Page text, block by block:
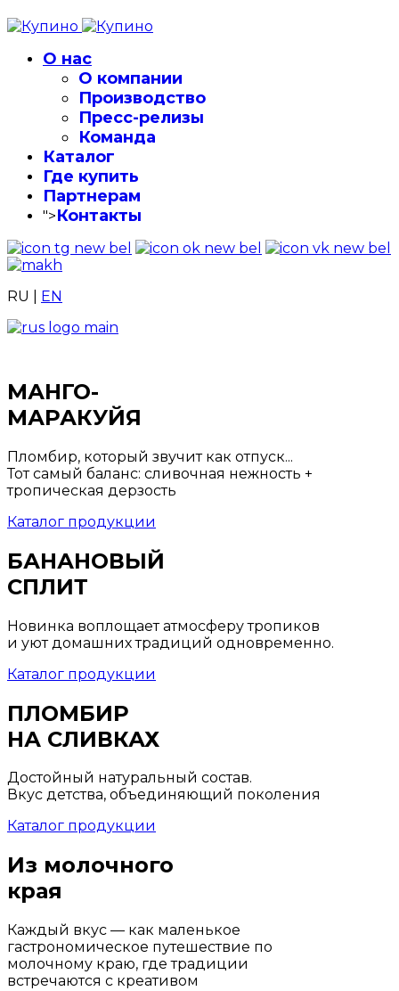
О нас
О компании
Производство
Пресс-релизы
Команда
Каталог
Где купить
Партнерам
">Контакты
RU EN
МАНГО-
МАРАКУЙЯ
Пломбир, который звучит как отпуск...
Тот самый баланс: сливочная нежность +
тропическая дерзость
Каталог продукции
БАНАНОВЫЙ
СПЛИТ
Новинка воплощает атмосферу тропиков
и уют домашних традиций одновременно.
Каталог продукции
ПЛОМБИР
НА СЛИВКАХ
Достойный натуральный состав.
Вкус детства, объединяющий поколения
Каталог продукции
Из молочного
края
Каждый вкус — как маленькое
гастрономическое путешествие по
молочному краю, где традиции
встречаются с креативом